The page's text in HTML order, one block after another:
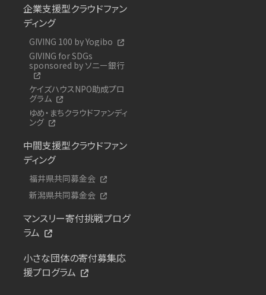
企業支援型クラウドファン
ディング
GIVING 100 by Yogibo
GIVING for SDGs
sponsored by ソニー銀行
ケイズハウスNPO助成プロ
グラム
ゆめ・まちクラウドファンディ
ング
中間支援型クラウドファン
ディング
福井県共同募金会
新潟県共同募金会
マンスリー寄付挑戦プログ
ラム
小さな団体の寄付募集応
援プログラム